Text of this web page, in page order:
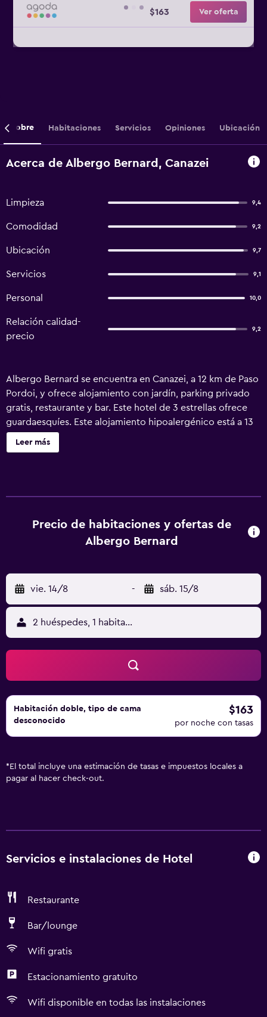
$163 Ver oferta
Sobre Habitaciones Servicios Opiniones Ubicación
Acerca de Albergo Bernard, Canazei
Limpieza 9,4
Comodidad 9,2
Ubicación 9,7
Servicios 9,1
Personal 10,0
Relación calidad-
precio
9,2
Albergo Bernard se encuentra en Canazei, a 12 km de Paso
Pordoi, y ofrece alojamiento con jardín, parking privado
gratis, restaurante y bar. Este hotel de 3 estrellas ofrece
guardaesquíes. Este alojamiento hipoalergénico está a 13
km de Paso de Sella. En el hotel, cada habitación incluye
armario. Las habitaciones del alojamiento tienen wifi gratis
en Canazei y alrededores, como esquí. Saslong está a 13
km del alojamiento, y Lago de Carezza está a 23 km. El
Leer más
Precio de habitaciones y ofertas de
Albergo Bernard
vie. 14/8 - sáb. 15/8
2 huéspedes, 1 habitación
Habitación doble, tipo de cama
desconocido
$163
por noche con tasas
* El total incluye una estimación de tasas e impuestos locales a
pagar al hacer check-out.
Servicios e instalaciones de Hotel
Restaurante
Bar/lounge
Wifi gratis
Estacionamiento gratuito
Wifi disponible en todas las instalaciones